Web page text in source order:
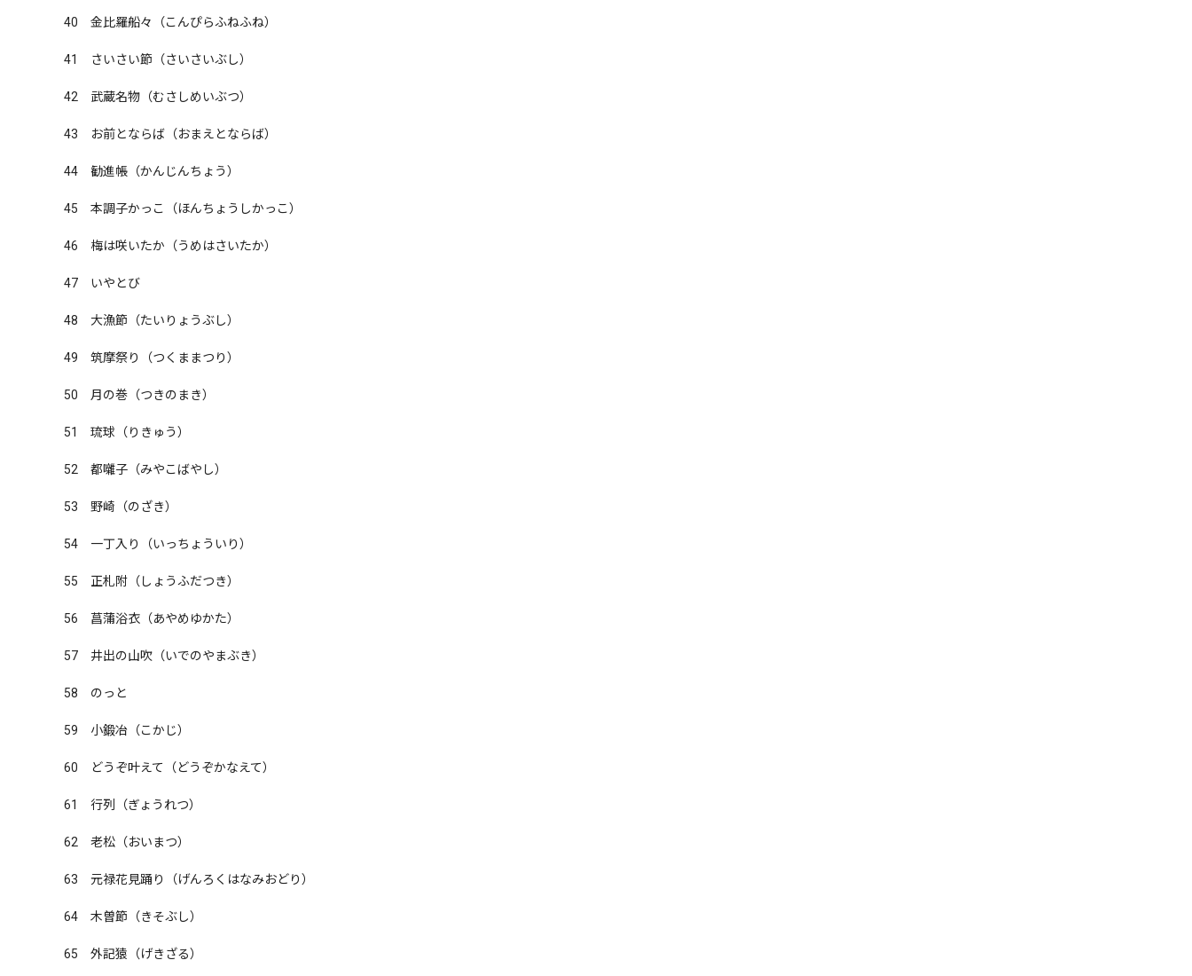
40　金比羅船々（こんぴらふねふね）
41　さいさい節（さいさいぶし）
42　武蔵名物（むさしめいぶつ）
43　お前とならば（おまえとならば）
44　勧進帳（かんじんちょう）
45　本調子かっこ（ほんちょうしかっこ）
46　梅は咲いたか（うめはさいたか）
47　いやとび
48　大漁節（たいりょうぶし）
49　筑摩祭り（つくままつり）
50　月の巻（つきのまき）
51　琉球（りきゅう）
52　都囃子（みやこばやし）
53　野崎（のざき）
54　一丁入り（いっちょういり）
55　正札附（しょうふだつき）
56　菖蒲浴衣（あやめゆかた）
57　井出の山吹（いでのやまぶき）
58　のっと
59　小鍛冶（こかじ）
60　どうぞ叶えて（どうぞかなえて）
61　行列（ぎょうれつ）
62　老松（おいまつ）
63　元禄花見踊り（げんろくはなみおどり）
64　木曽節（きそぶし）
65　外記猿（げきざる）